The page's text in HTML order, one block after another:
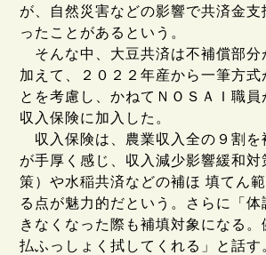
が、自然災害などの影響で共済金支
ったことがあるという。
そんな中、大豆共済は不補償部分
加えて、２０２２年産から一筆方式
とを考慮し、かねてＮＯＳＡＩ職員
収入保険に加入した。
収入保険は、農業収入全の９割を
が手厚く感じ、収入減少影響緩和対
策）や水稲共済などの補ほ 填てん
る点が魅力的だという。さらに「
きなくなった際も補填対象になる。
払ふっしょく拭してくれる」と話す